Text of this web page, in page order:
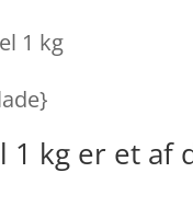
1 kg
1 kg er et